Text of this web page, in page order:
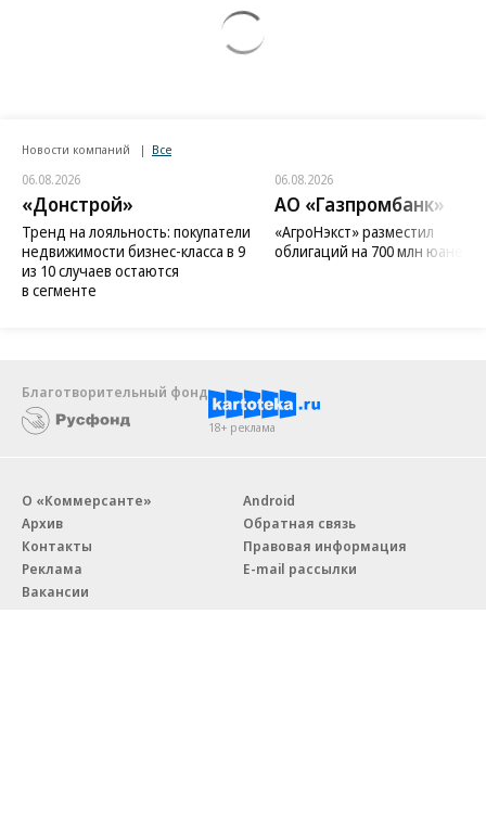
Новости компаний Все
06.08.2026
«Донстрой»
Тренд на лояльность: покупатели
недвижимости бизнес-класса в 9
из 10 случаев остаются
в сегменте
06.08.2026
АО «Газпромбанк»
«АгроНэкст» разместил
облигаций на 700 млн юаней
Благотворительный фонд
18+ реклама
О «Коммерсанте»
Архив
Контакты
Реклама
Вакансии
Android
Обратная связь
Правовая информация
E-mail рассылки